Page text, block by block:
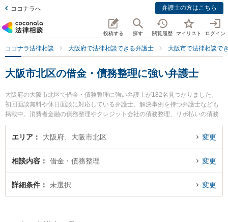
ココナラへ 弁護士の方はこちら
投稿する 探す 閲覧履歴 マイリスト ログイン
ココナラ法律相談 大阪府で法律相談できる弁護士 大阪市で法律相談で
大阪市北区の借金・債務整理に強い弁護士
大阪府の大阪市北区で借金・債務整理に強い弁護士が182名見つかりました。
初回面談無料や休日面談に対応している弁護士、解決事例を持つ弁護士なども
掲載中。消費者金融の債務整理やクレジット会社の債務整理、リボ払いの債務
整理等の細かな分野での絞り込み検索もでき便利です。特にコスモ法律事務所
の阪井 夢乃丞弁護士や弁護士法人心 大阪法律事務所の大澤 耕平弁護士、尾崎
ブルを今すぐに弁護士に相談したい』『借金・債務整理のトラブル解決の実績
豊富な近くの弁護士を検索したい』『初回相談無料で借金・債務整理を法律相
談できる大阪市北区内の弁護士に相談予約したい』などでお困りの相談者さん
エリア 大阪府、大阪市北区 変更
相談内容 借金・債務整理 変更
詳細条件 未選択 変更